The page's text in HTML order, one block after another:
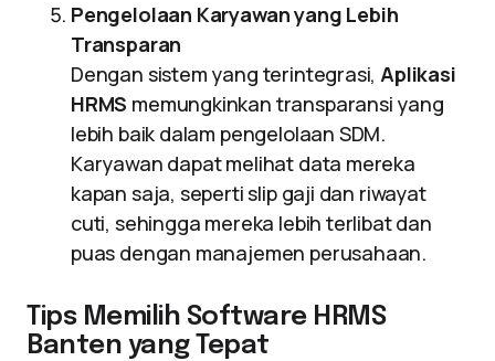
Pengelolaan Karyawan yang Lebih
Transparan
Dengan sistem yang terintegrasi,Aplikasi
HRMS memungkinkan transparansi yang
lebih baik dalam pengelolaan SDM.
Karyawan dapat melihat data mereka
kapan saja, seperti slip gaji dan riwayat
cuti, sehingga mereka lebih terlibat dan
puas dengan manajemen perusahaan.
Tips Memilih Software HRMS
Banten yang Tepat